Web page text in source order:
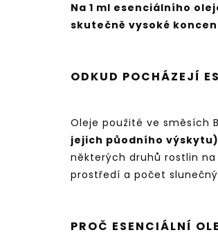
Na 1 ml esenciálního
skutečně vysoké
ODKUD POCHÁZEJÍ
Oleje použité ve směsích
jejich půodního
některých druhů rostlin
prostředí a počet
PROČ ESENCIÁLNÍ